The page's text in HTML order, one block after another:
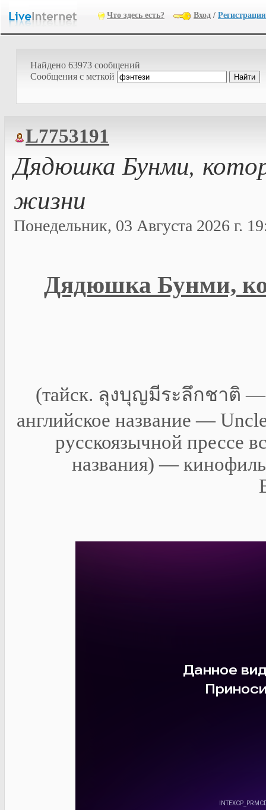
Что здесь есть? Вход / Регистрация
Найдено 63973 сообщений
Cообщения с меткой
L7753191
Дядюшка Бунми,
жизни
Понедельник, 03 Августа 2026 г.
Дядюшка Бунми,
(тайск. ลุงบุญมีระลึกชาติ —
английское название —
русскоязычной прессе
названия) —